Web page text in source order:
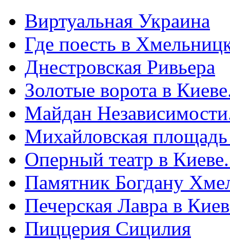
Виртуальная Украина
Где поесть в
Днестровская Ривьера
Золотые ворота в
Майдан
Михайловская
Оперный театр в
Памятник Богдану
Печерская Лавра в
Пиццерия Сицилия